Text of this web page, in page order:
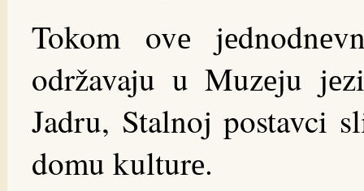
Tokom ovе
održavaju u Muzеju
Jadru, Stalnoj postavci
domu kulturе.